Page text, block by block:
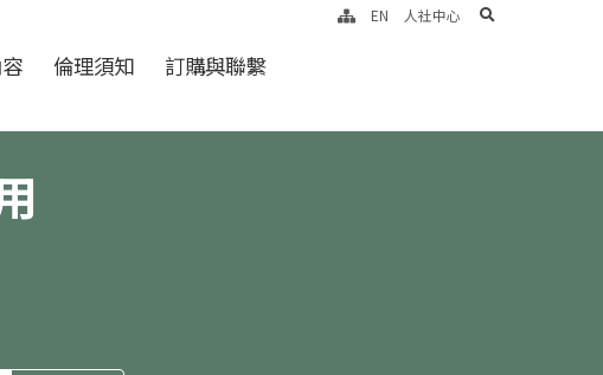
倫理須知 訂購與聯繫
EN 人社中心 search